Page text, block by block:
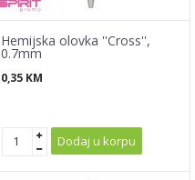
Hemijska olovka ''Cross'',
0.7mm
0,35 KM
Dodaj u korpu